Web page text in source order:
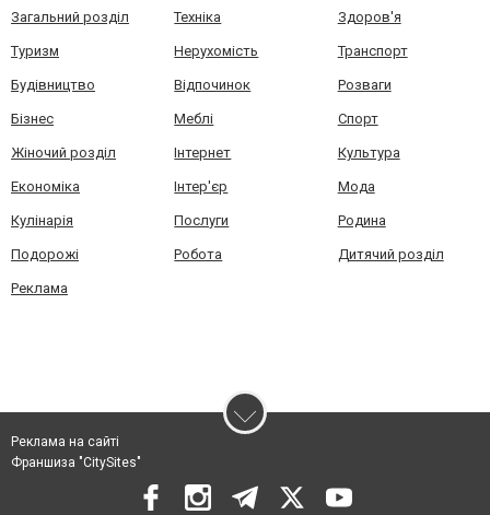
Загальний розділ Техніка Здоров'я
Туризм Нерухомість Транспорт
Будівництво Відпочинок Розваги
Бізнес Меблі Спорт
Жіночий розділ Інтернет Культура
Економіка Інтер'єр Мода
Кулінарія Послуги Родина
Подорожі Робота Дитячий розділ
Реклама
Реклама на сайті
Франшиза "CitySites"